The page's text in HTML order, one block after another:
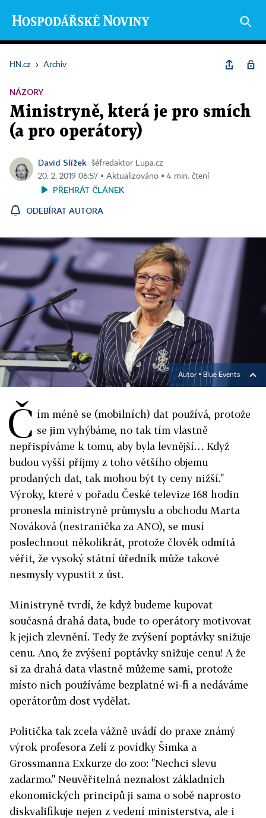
HN.cz › Archiv
NÁZORY
Ministryně, která je pro smích
(a pro operátory)
David Slížek
šéfredaktor Lupa.cz
20. 2. 2019 06:57 ▪ Aktualizováno ▪ 4 min. čtení
PŘEHRÁT ČLÁNEK
ODEBÍRAT AUTORA
Autor ▪ Blue Events
Č ím méně se (mobilních) dat používá, protože
se jim vyhýbáme, no tak tím vlastně
nepřispíváme k tomu, aby byla levnější… Když
budou vyšší příjmy z toho většího objemu
prodaných dat, tak mohou být ty ceny nižší."
Výroky, které v pořadu České televize 168 hodin
pronesla ministryně průmyslu a obchodu Marta
Nováková (nestranička za ANO), se musí
poslechnout několikrát, protože člověk odmítá
věřit, že vysoký státní úředník může takové
nesmysly vypustit z úst.
Ministryně tvrdí, že když budeme kupovat
současná drahá data, bude to operátory motivovat
k jejich zlevnění. Tedy že zvýšení poptávky snižuje
cenu. Ano, že zvýšení poptávky snižuje cenu! A že
si za drahá data vlastně můžeme sami, protože
místo nich používáme bezplatné wi-fi a nedáváme
operátorům dost vydělat.
Politička tak zcela vážně uvádí do praxe známý
výrok profesora Zelí z povídky Šimka a
Grossmanna Exkurze do zoo: "Nechci slevu
zadarmo." Neuvěřitelná neznalost základních
ekonomických principů ji sama o sobě naprosto
diskvalifikuje nejen z vedení ministerstva, ale i